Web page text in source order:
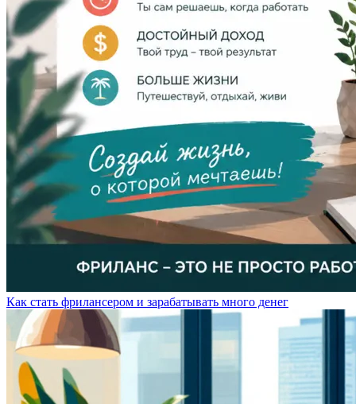
Как стать фрилансером и зарабатывать много денег